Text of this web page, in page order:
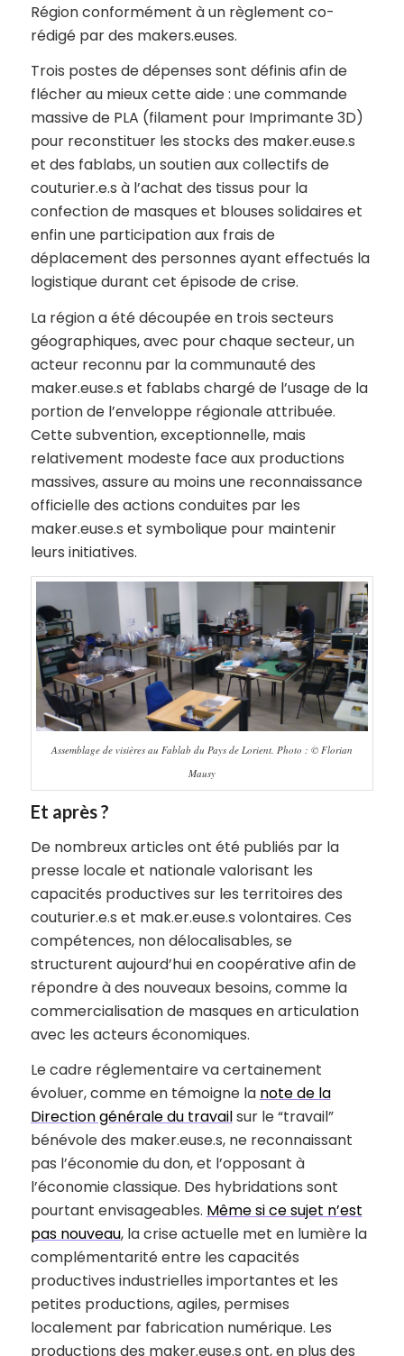
Région conformément à un règlement co-
rédigé par des makers.euses.
Trois postes de dépenses sont définis afin de
flécher au mieux cette aide : une commande
massive de PLA (filament pour Imprimante 3D)
pour reconstituer les stocks des maker.euse.s
et des fablabs, un soutien aux collectifs de
couturier.e.s à l’achat des tissus pour la
confection de masques et blouses solidaires et
enfin une participation aux frais de
déplacement des personnes ayant effectués la
logistique durant cet épisode de crise.
La région a été découpée en trois secteurs
géographiques, avec pour chaque secteur, un
acteur reconnu par la communauté des
maker.euse.s et fablabs chargé de l’usage de la
portion de l’enveloppe régionale attribuée.
Cette subvention, exceptionnelle, mais
relativement modeste face aux productions
massives, assure au moins une reconnaissance
officielle des actions conduites par les
maker.euse.s et symbolique pour maintenir
leurs initiatives.
Assemblage de visières au Fablab du Pays de Lorient. Photo : © Florian
Mausy
Et après ?
De nombreux articles ont été publiés par la
presse locale et nationale valorisant les
capacités productives sur les territoires des
couturier.e.s et mak.er.euse.s volontaires. Ces
compétences, non délocalisables, se
structurent aujourd’hui en coopérative afin de
répondre à des nouveaux besoins, comme la
commercialisation de masques en articulation
avec les acteurs économiques.
Le cadre réglementaire va certainement
évoluer, comme en témoigne la note de la
Direction générale du travailsur le “travail”
bénévole des maker.euse.s, ne reconnaissant
pas l’économie du don, et l’opposant à
l’économie classique. Des hybridations sont
pourtant envisageables. Même si ce sujet n’est
pas nouveau, la crise actuelle met en lumière la
complémentarité entre les capacités
productives industrielles importantes et les
petites productions, agiles, permises
localement par fabrication numérique. Les
productions des maker.euse.s ont, en plus des